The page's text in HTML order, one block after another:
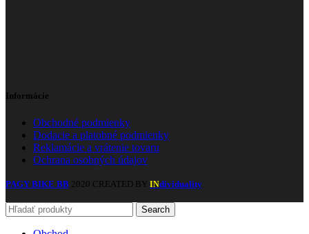
Informácie
Obchodné podmienky
Dodacie a platobné podmienky
Reklamácie a vrátenie tovaru
Ochrana osobných údajov
PAGY BIKE BB 2020 CREATED BY INdividuality.
Search